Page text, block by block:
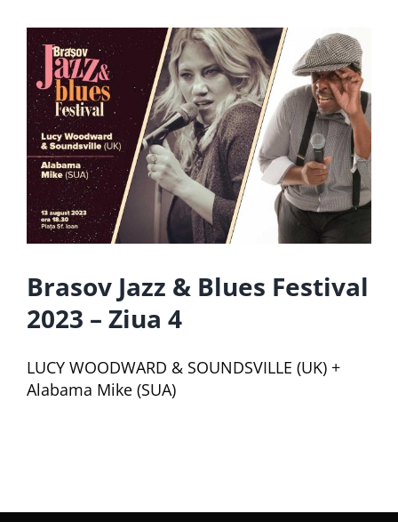
Brasov Jazz & Blues
Festival 2023 – Ziua 4
Brasov Jazz & Blues Festival
2023 – Ziua 4
LUCY WOODWARD & SOUNDSVILLE (UK) +
Alabama Mike (SUA)